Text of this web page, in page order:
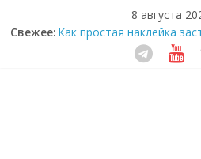
8 августа
Свежее: Как простая наклейка
не забывать о самом
Секрет